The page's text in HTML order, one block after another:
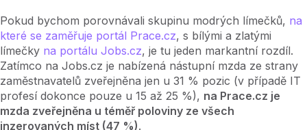
Pokud bychom porovnávali skupinu modrých límečků, na
které se zaměřuje portál Prace.cz, s bílými a zlatými
límečky na portálu Jobs.cz, je tu jeden markantní rozdíl.
Zatímco na Jobs.cz je nabízená nástupní mzda ze strany
zaměstnavatelů zveřejněna jen u 31 % pozic (v případě IT
profesí dokonce pouze u 15 až 25 %), na Prace.cz je
mzda zveřejněna u téměř poloviny ze všech
inzerovaných míst (47 %).